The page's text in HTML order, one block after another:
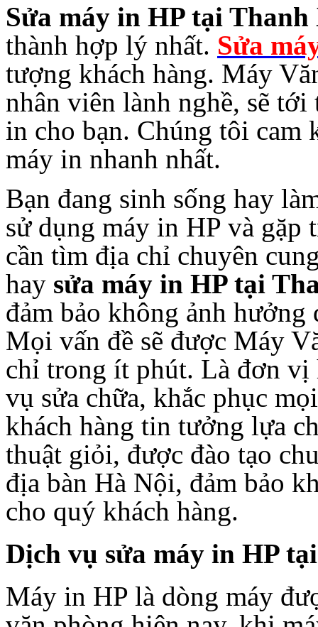
Sửa máy in HP tại
thành hợp lý nhất. Sửa
tượng khách hàng. Máy
nhân viên lành nghề, sẽ
in cho bạn. Chúng tôi cam
máy in nhanh nhất.
Bạn đang sinh sống hay
sử dụng máy in HP và gặp
cần tìm địa chỉ chuyên
hay sửa máy in HP tại
đảm bảo không ảnh
Mọi vấn đề sẽ được Máy
chỉ trong ít phút. Là đơn vị
vụ sửa chữa, khắc phục
khách hàng tin tưởng lựa
thuật giỏi, được đào tạo
địa bàn Hà Nội, đảm bảo
cho quý khách hàng.
Dịch vụ sửa máy in HP
Máy in HP là dòng máy